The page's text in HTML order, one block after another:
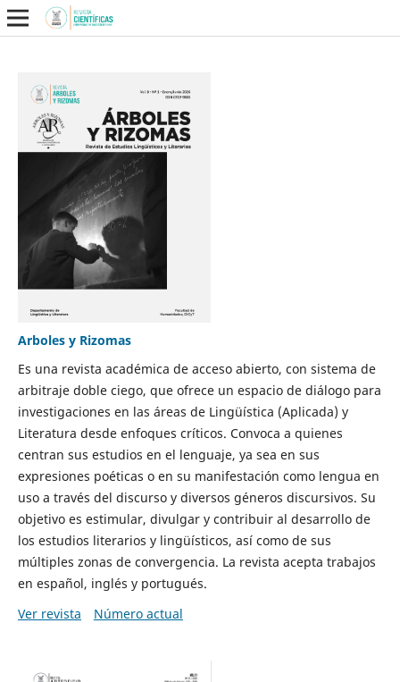
Arboles y Rizomas
Es una revista académica de acceso abierto, con sistema de
arbitraje doble ciego, que ofrece un espacio de diálogo para
investigaciones en las áreas de Lingüística (Aplicada) y
Literatura desde enfoques críticos. Convoca a quienes
centran sus estudios en el lenguaje, ya sea en sus
expresiones poéticas o en su manifestación como lengua en
uso a través del discurso y diversos géneros discursivos. Su
objetivo es estimular, divulgar y contribuir al desarrollo de
los estudios literarios y lingüísticos, así como de sus
múltiples zonas de convergencia. La revista acepta trabajos
en español, inglés y portugués.
Ver revista
Número actual